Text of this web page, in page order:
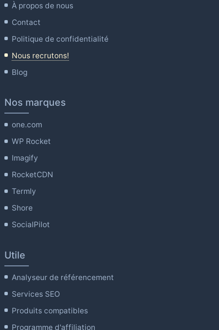
À propos de nous
Contact
Politique de confidentialité
Nous recrutons!
Blog
Nos marques
one.com
WP Rocket
Imagify
RocketCDN
Termly
Shore
SocialPilot
Utile
Analyseur de référencement
Services SEO
Produits compatibles
Programme d'affiliation